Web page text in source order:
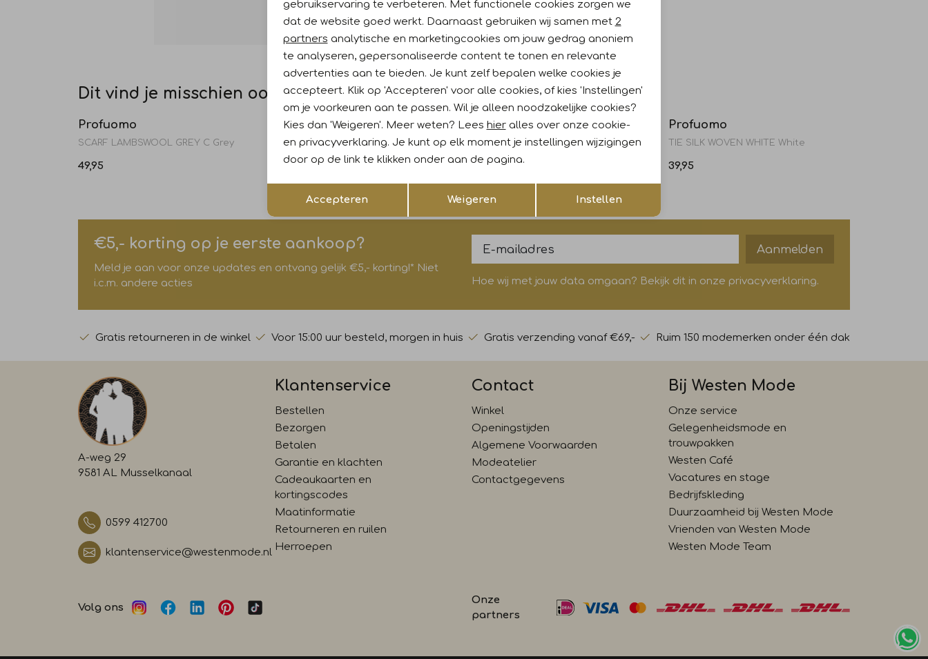
Dit vind je misschien ook leuk
Profuomo
SCARF LAMBSWOOL GREY C Grey
49,95
Profuomo
PSQ SILK WOVEN OFF WHITE Offwhite
24,95
Profuomo
PSQ SILK WOVEN OFF WHITE Offwhite
24,95
Profuomo
TIE SILK WOVEN WHITE White
39,95
€5,- korting op je eerste aankoop?
Meld je aan voor onze updates en ontvang gelijk €5,- korting!* Niet
i.c.m. andere acties
Aanmelden
Hoe wij met jouw data omgaan? Bekijk dit in onze privacyverklaring.
Gratis retourneren in de winkel Voor 15:00 uur besteld, morgen in huis Gratis verzending vanaf €69,- Ruim 150 modemerken onder één dak
A-weg 29
9581 AL Musselkanaal
0599 412700
klantenservice@westenmode.nl
Klantenservice
Bestellen
Bezorgen
Betalen
Garantie en klachten
Cadeaukaarten en
kortingscodes
Maatinformatie
Retourneren en ruilen
Herroepen
Contact
Winkel
Openingstijden
Algemene Voorwaarden
Modeatelier
Contactgegevens
Bij Westen Mode
Onze service
Gelegenheidsmode en
trouwpakken
Westen Café
Vacatures en stage
Bedrijfskleding
Duurzaamheid bij Westen Mode
Vrienden van Westen Mode
Westen Mode Team
Volg ons
Onze
partners
Analytische cookies Marketing cookies
Opslaan
gebruikservaring te verbeteren. Met functionele cookies zorgen we
dat de website goed werkt. Daarnaast gebruiken wij samen met 2
partners analytische en marketingcookies om jouw gedrag anoniem
te analyseren, gepersonaliseerde content te tonen en relevante
advertenties aan te bieden. Je kunt zelf bepalen welke cookies je
accepteert. Klik op 'Accepteren' voor alle cookies, of kies 'Instellingen'
om je voorkeuren aan te passen. Wil je alleen noodzakelijke cookies?
Kies dan 'Weigeren'. Meer weten? Lees hieralles over onze cookie-
en privacyverklaring. Je kunt op elk moment je instellingen wijzigingen
door op de link te klikken onder aan de pagina.
Accepteren Weigeren Instellen